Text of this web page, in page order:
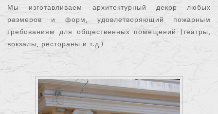
Мы изготавливаем архитектурный декор любых
размеров и форм, удовлетворяющий пожарным
требованиям для общественных помещений (театры,
вокзалы, рестораны и т.д.)